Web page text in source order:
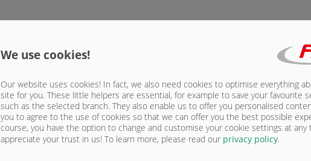
We use cookies!
Our website uses cookies! In fact, we also need cookies to optimise everything
site for you. These little helpers are essential, for example to save your favourite
such as the selected branch. They also enable us to offer you personalised
you to agree to the use of cookies so that we can offer you the best possible
course, you have the option to change and customise your cookie settings at any
appreciate your trust in us! To learn more, please read our privacy policy.